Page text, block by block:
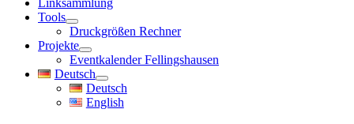
Linksammlung
Tools
Druckgrößen Rechner
Projekte
Eventkalender Fellingshausen
Deutsch
Deutsch
English